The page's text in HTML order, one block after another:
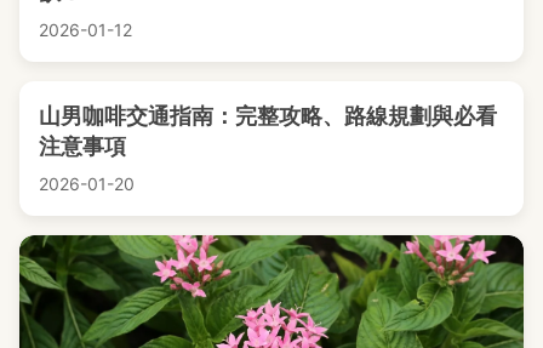
2026-01-12
山男咖啡交通指南：完整攻略、路線規劃與必看
注意事項
2026-01-20